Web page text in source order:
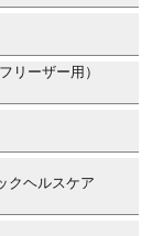
リーザー用）
クヘルスケア